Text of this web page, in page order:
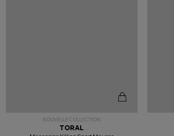
NOUVELLE COLLECTION
TORAL